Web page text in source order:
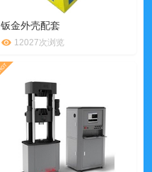
钣金外壳配套
12027次浏览